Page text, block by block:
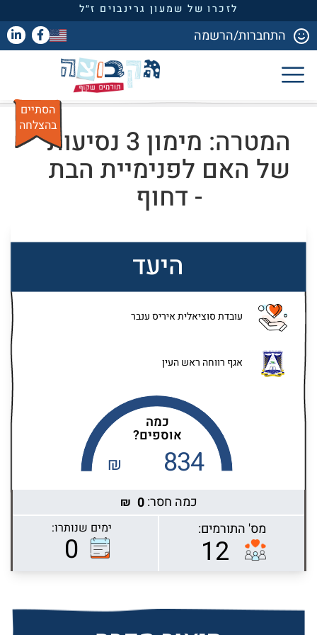
לזכרו של שמעון גרינבוים ז״ל
התחברות/הרשמה
המטרה: מימון 3 נסיעות
של האם לפנימיית הבת
- דחוף
הסתיים
בהצלחה
היעד
עובדת סוציאלית איריס ענבר
אגף רווחה ראש העין
Highcharts.com
כמה
אוספים?
834
כמה חסר:0
₪
מס' התורמים:
12
ימים שנותרו:
0